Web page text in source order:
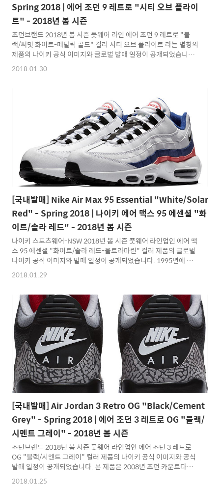
Spring 2018 | 에어 조던 9 레트로 "시티 오브 플라이
트" - 2018년 봄 시즌
조던브랜드 2018년 봄 시즌 풋웨어 라인 에어 조던 9 레트로 "블
랙/써밋 화이트-메탈릭 골드" 컬러 시티 오브 플라이트 라는 별칭의
제품의 나이키 공식 이미지와 글로벌 발매 일정이 공개되었습니다.
2018년 NBA 올스타 게임이 개최되는 미국 로스엔젤레스를 기념하
여 시티 오브 플라이트 라는 별칭으로 발매되는 본 제품은 바디 베
이프 스타일 스니커로도 손색없는 모습을 보여주고 있습니다. 에어
조던 9 레트로 "블랙/써밋 화이트-메탈릭 골드" 컬러 제품은 조던
브랜드 글로벌 발매 일정 기준 2월 3일 예정이며 국내 2월 10일 성
인용 사이즈 기준 가격 229,000원으로 나이키 BB..
2018.01.30
[국내발매] Nike Air Max 95 Essential "White/Solar
Red" - Spring 2018 | 나이키 에어 맥스 95 에센셜 "화
이트/솔라 레드" - 2018년 봄 시즌
나이키 스포츠웨어-NSW 2018년 봄 시즌 풋웨어 라인업인 에어 맥
스 95 에센셜 "화이트/솔라 레드-울트라마린" 컬러 제품의 글로벌
나이키 공식 이미지와 발매 일정이 공개되었습니다. 1995년에 탄
생한 클래식 러닝화로서 나이키 를 대표하는 아이콘이라고 할 수 있
는 제품으로 현재는 라이프 스타일 스니커로 더 많은 인기를 얻으며
다. 2012년 하반기부터 꾸준히 선보이고 있는 나이키 에어 맥스 에
센셜 라인업은 제품 바디에 다양한 소재와 컬러를 혼합한 노멀 버젼
보다는 트렌디하면서 프리미엄 버젼보다는 대중적인 선보이는 새
로운 라인업으로 본 제품은 바디 베이스로 화이트 컬러의 레더 소재
를 적용하였으며 솔라 레드, 울트라마린 컬러 조합으로된 디테일 ..
2018.01.29
[국내발매] Air Jordan 3 Retro OG "Black/Cement
Grey" - Spring 2018 | 에어 조던 3 레트로 OG "블랙/
시멘트 그레이" - 2018년 봄 시즌
조던브랜드 2018년 봄 시즌 풋웨어 라인업인 에어 조던 3 레트로
OG "블랙/시멘트 그레이" 컬러 제품의 나이키 공식 이미지와 공식
발매 일정이 공개되었습니다. 본 제품은 2008년 조던 카운트다운
패키지 3/20 , 2011년 점프맨 로고 레트로 후 이번 2018년 봄 시즌
2018.01.25